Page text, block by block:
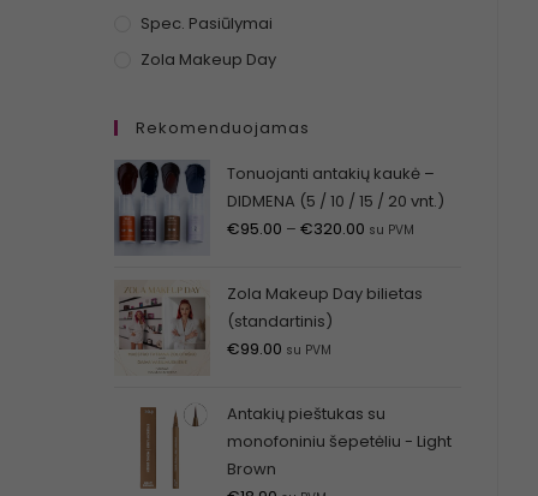
Spec. Pasiūlymai
Zola Makeup Day
Rekomenduojamas
Tonuojanti antakių kaukė –
DIDMENA (5 / 10 / 15 / 20 vnt.)
€95.00 – €320.00 su PVM
Zola Makeup Day bilietas
(standartinis)
€99.00 su PVM
Antakių pieštukas su
monofoniniu šepetėliu - Light
Brown